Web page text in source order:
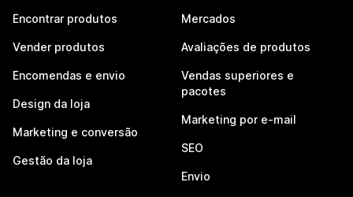
Encontrar produtos
Vender produtos
Encomendas e envio
Design da loja
Marketing e conversão
Gestão da loja
Mercados
Avaliações de produtos
Vendas superiores e
pacotes
Marketing por e-mail
SEO
Envio